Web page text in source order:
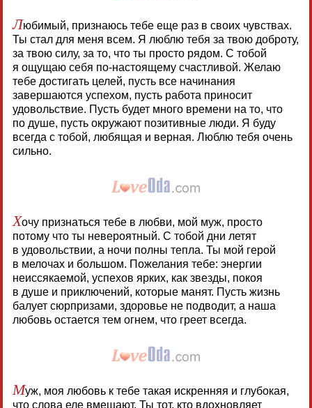
Любимый, признаюсь тебе еще раз в своих чувствах.
Ты стал для меня всем. Я люблю тебя за твою доброту,
за твою силу, за то, что ты просто рядом. С тобой
я ощущаю себя по-настоящему счастливой. Желаю
тебе достигать целей, пусть все начинания
завершаются успехом, пусть работа приносит
удовольствие. Пусть будет много времени на то, что
по душе, пусть окружают позитивные люди. Я буду
всегда с тобой, любящая и верная. Люблю тебя очень
сильно.
Хочу признаться тебе в любви, мой муж, просто
потому что ты невероятный. С тобой дни летят
в удовольствии, а ночи полны тепла. Ты мой герой
в мелочах и большом. Пожелания тебе: энергии
неиссякаемой, успехов ярких, как звезды, покоя
в душе и приключений, которые манят. Пусть жизнь
балует сюрпризами, здоровье не подводит, а наша
любовь остается тем огнем, что греет всегда.
Муж, моя любовь к тебе такая искренняя и глубокая,
что слова еле вмещают. Ты тот, кто вдохновляет